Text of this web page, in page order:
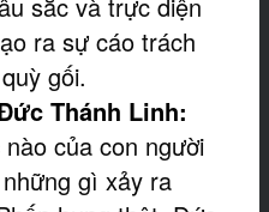
ra sự cáo trách
gối.
Thánh Linh:
của con người
gì xảy ra